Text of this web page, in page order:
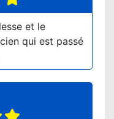
et le
qui est passé